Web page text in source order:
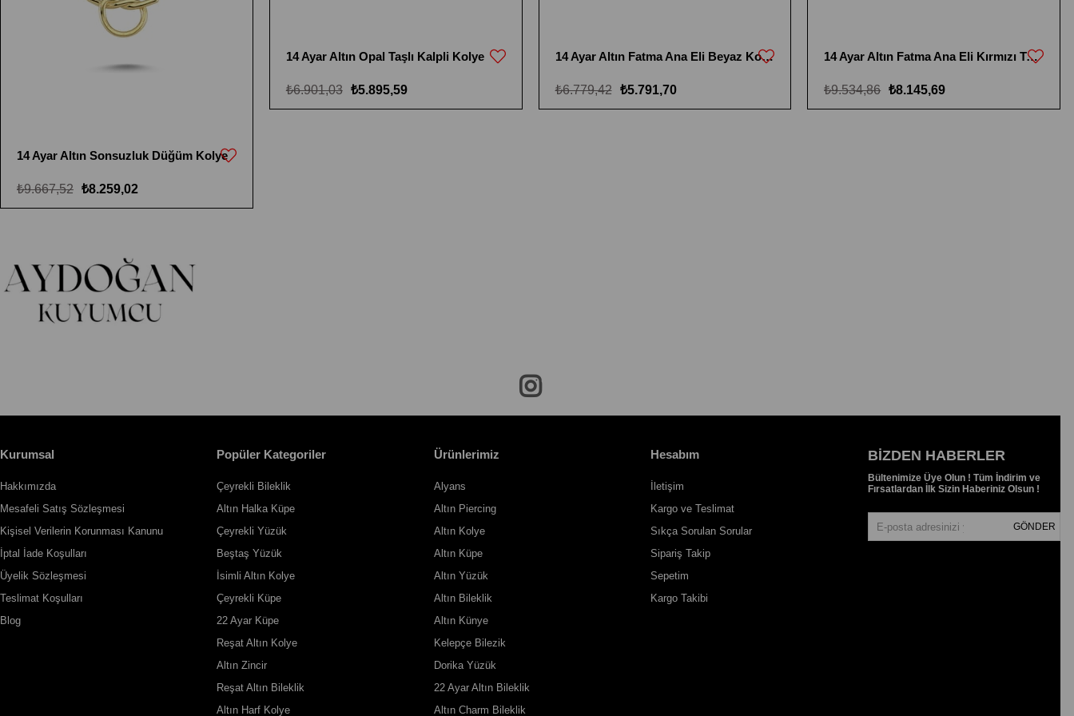
14 Ayar Altın Sonsuzluk Düğüm Kolye
₺8.259,02
₺9.667,52
14 Ayar Altın Opal Taşlı Kalpli Kolye
₺5.895,59
₺6.901,03
14 Ayar Altın Fatma Ana Eli Beyaz Kolye
₺5.791,70
₺6.779,42
14 Ayar Altın Fatma Ana Eli Kırmızı Taşlı Kolye
₺8.145,69
₺9.534,86
Kurumsal
Hakkımızda
Mesafeli Satış Sözleşmesi
Kişisel Verilerin Korunması Kanunu
İptal İade Koşulları
Üyelik Sözleşmesi
Teslimat Koşulları
Blog
Popüler Kategoriler
Çeyrekli Bileklik
Altın Halka Küpe
Çeyrekli Yüzük
Beştaş Yüzük
İsimli Altın Kolye
Çeyrekli Küpe
22 Ayar Küpe
Reşat Altın Kolye
Altın Zincir
Reşat Altın Bileklik
Altın Harf Kolye
Ürünlerimiz
Alyans
Altın Piercing
Altın Kolye
Altın Küpe
Altın Yüzük
Altın Bileklik
Altın Künye
Kelepçe Bilezik
Dorika Yüzük
22 Ayar Altın Bileklik
Altın Charm Bileklik
Hesabım
İletişim
Kargo ve Teslimat
Sıkça Sorulan Sorular
Sipariş Takip
Sepetim
Kargo Takibi
BIZDEN HABERLER
Bültenimize Üye Olun ! Tüm İndirim ve
Fırsatlardan İlk Sizin Haberiniz Olsun !
GÖNDER